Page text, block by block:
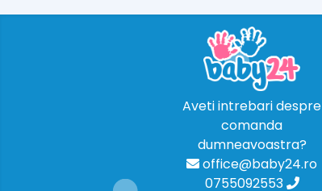
Aveti intrebari despre
comanda
dumneavoastra?
office@baby24.ro
0755092553